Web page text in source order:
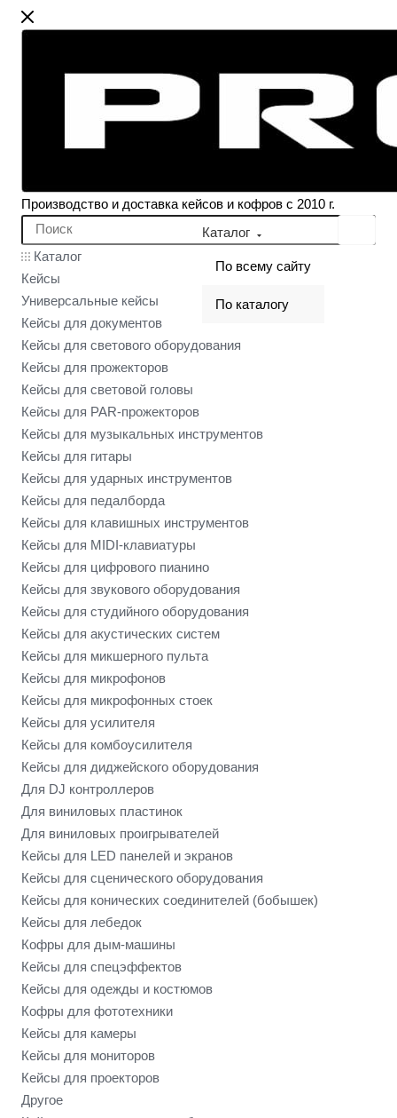
Производство и доставка кейсов и кофров с 2010 г.
Каталог
По всему сайту
По каталогу
Каталог
Кейсы
Универсальные кейсы
Кейсы для документов
Кейсы для светового оборудования
Кейсы для прожекторов
Кейсы для световой головы
Кейсы для PAR-прожекторов
Кейсы для музыкальных инструментов
Кейсы для гитары
Кейсы для ударных инструментов
Кейсы для педалборда
Кейсы для клавишных инструментов
Кейсы для MIDI-клавиатуры
Кейсы для цифрового пианино
Кейсы для звукового оборудования
Кейсы для студийного оборудования
Кейсы для акустических систем
Кейсы для микшерного пульта
Кейсы для микрофонов
Кейсы для микрофонных стоек
Кейсы для усилителя
Кейсы для комбоусилителя
Кейсы для диджейского оборудования
Для DJ контроллеров
Для виниловых пластинок
Для виниловых проигрывателей
Кейсы для LED панелей и экранов
Кейсы для сценического оборудования
Кейсы для конических соединителей (бобышек)
Кейсы для лебедок
Кофры для дым-машины
Кейсы для спецэффектов
Кейсы для одежды и костюмов
Кофры для фототехники
Кейсы для камеры
Кейсы для мониторов
Кейсы для проекторов
Другое